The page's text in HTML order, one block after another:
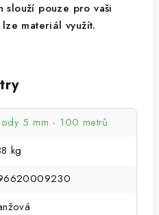
pouze pro vaši
materiál využít.
5 mm - 100 metrů
kg